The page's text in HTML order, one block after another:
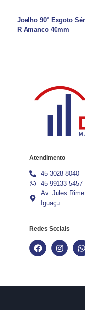
Joelho 90° Esgoto
R Amanco 40mm
Atendimento
45 3028-8040
45 99133-5457
Av. Jules
Iguaçu
Redes Sociais